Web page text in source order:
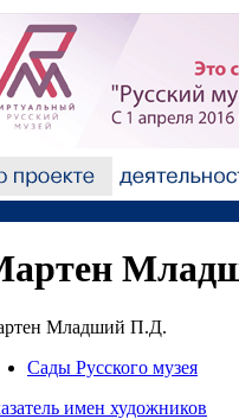
Младший П.Д.
Сады Русского музея
имен художников